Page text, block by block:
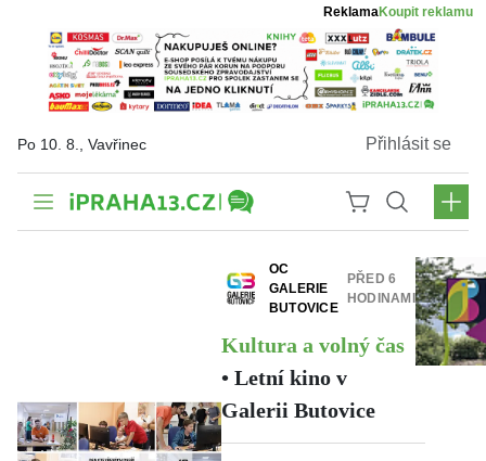
ReklamaKoupit reklamu
Po 10. 8., Vavřinec Přihlásit se
TIB,
Z.S.
PŘED 3
HODINAMI
OC
GALERIE
BUTOVICE
PŘED 6
HODINAMI
Kultura a volný čas
• Letní kino v
Galerii Butovice